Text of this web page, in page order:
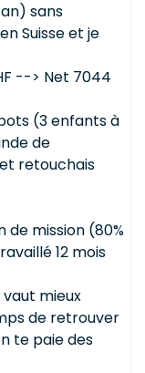
sans
Suisse et je
--> Net 7044
(3 enfants à
de
retouchais
de mission (80%
12 mois
mieux
de retrouver
te paie des